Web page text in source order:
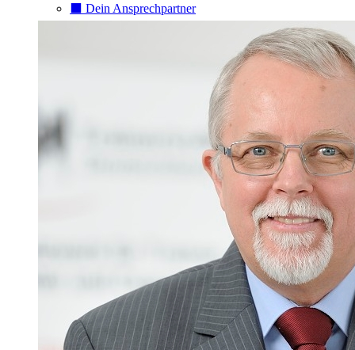
⬛️ Dein Ansprechpartner